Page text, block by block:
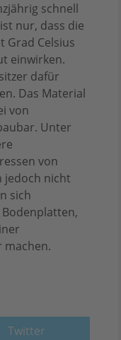
Twitter
schnell
nur, dass die
Grad Celsius
einwirken.
dafür
Das Material
von
Unter
von
jedoch nicht
sich